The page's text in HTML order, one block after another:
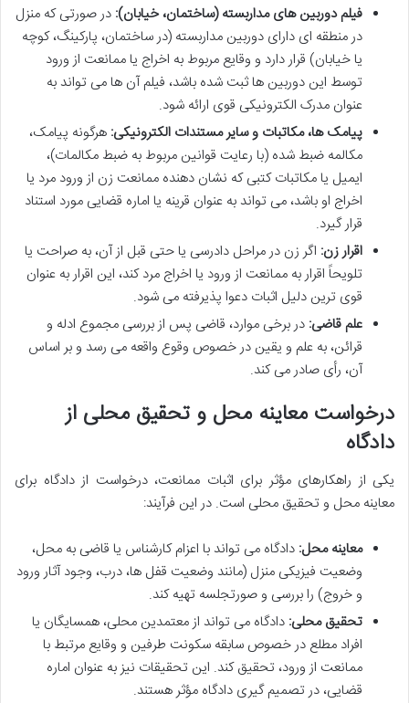
فیلم دوربین های مداربسته (ساختمان، خیابان): در صورتی که منزل
در منطقه ای دارای دوربین مداربسته (در ساختمان، پارکینگ، کوچه
یا خیابان) قرار دارد و وقایع مربوط به اخراج یا ممانعت از ورود
توسط این دوربین ها ثبت شده باشد، فیلم آن ها می تواند به
عنوان مدرک الکترونیکی قوی ارائه شود.
پیامک ها، مکاتبات و سایر مستندات الکترونیکی: هرگونه پیامک،
مکالمه ضبط شده (با رعایت قوانین مربوط به ضبط مکالمات)،
ایمیل یا مکاتبات کتبی که نشان دهنده ممانعت زن از ورود مرد یا
اخراج او باشد، می تواند به عنوان قرینه یا اماره قضایی مورد استناد
قرار گیرد.
اقرار زن: اگر زن در مراحل دادرسی یا حتی قبل از آن، به صراحت یا
تلویحاً اقرار به ممانعت از ورود یا اخراج مرد کند، این اقرار به عنوان
قوی ترین دلیل اثبات دعوا پذیرفته می شود.
علم قاضی: در برخی موارد، قاضی پس از بررسی مجموع ادله و
قرائن، به علم و یقین در خصوص وقوع واقعه می رسد و بر اساس
آن، رأی صادر می کند.
درخواست معاینه محل و تحقیق محلی از
دادگاه
یکی از راهکارهای مؤثر برای اثبات ممانعت، درخواست از دادگاه برای
معاینه محل و تحقیق محلی است. در این فرآیند:
معاینه محل: دادگاه می تواند با اعزام کارشناس یا قاضی به محل،
وضعیت فیزیکی منزل (مانند وضعیت قفل ها، درب، وجود آثار ورود
و خروج) را بررسی و صورتجلسه تهیه کند.
تحقیق محلی: دادگاه می تواند از معتمدین محلی، همسایگان یا
افراد مطلع در خصوص سابقه سکونت طرفین و وقایع مرتبط با
ممانعت از ورود، تحقیق کند. این تحقیقات نیز به عنوان اماره
قضایی، در تصمیم گیری دادگاه مؤثر هستند.